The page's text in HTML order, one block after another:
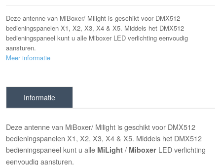
Deze antenne van MiBoxer/ Milight is geschikt voor DMX512
bedieningspanelen X1, X2, X3, X4 & X5. Middels het DMX512
bedieningspaneel kunt u alle Miboxer LED verlichting eenvoudig
aansturen.
Meer informatie
Informatie
Deze antenne van MiBoxer/ Milight is geschikt voor DMX512
bedieningspanelen X1, X2, X3, X4 & X5. Middels het DMX512
bedieningspaneel kunt u alle MiLight / Miboxer LED verlichting
eenvoudig aansturen.